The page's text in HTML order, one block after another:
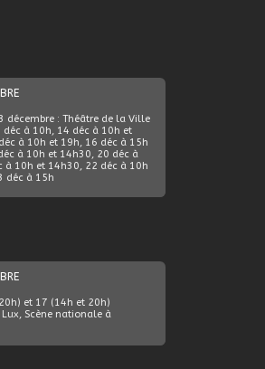
décembre : Théâtre de la Ville
déc à 10h, 14 déc à 10h et
à 10h et 19h, 16 déc à 15h
à 10h et 14h30, 20 déc à
à 10h et 14h30, 22 déc à 10h
déc à 15h
et 17 (14h et 20h)
Lux, Scène nationale à